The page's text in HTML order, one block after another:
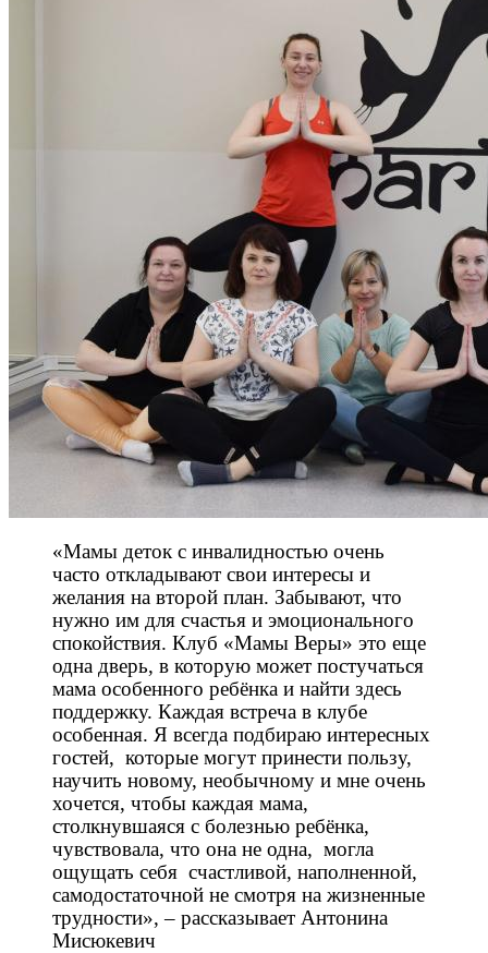
«Мамы деток с инвалидностью очень
часто откладывают свои интересы и
желания на второй план. Забывают, что
нужно им для счастья и эмоционального
спокойствия. Клуб «Мамы Веры» это еще
одна дверь, в которую может постучаться
мама особенного ребёнка и найти здесь
поддержку. Каждая встреча в клубе
особенная. Я всегда подбираю интересных
гостей, которые могут принести пользу,
научить новому, необычному и мне очень
хочется, чтобы каждая мама,
столкнувшаяся с болезнью ребёнка,
чувствовала, что она не одна, могла
ощущать себя счастливой, наполненной,
самодостаточной не смотря на жизненные
трудности», – рассказывает Антонина
Мисюкевич